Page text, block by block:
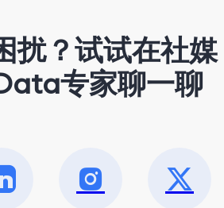
扰？试试在社媒
专家聊一聊